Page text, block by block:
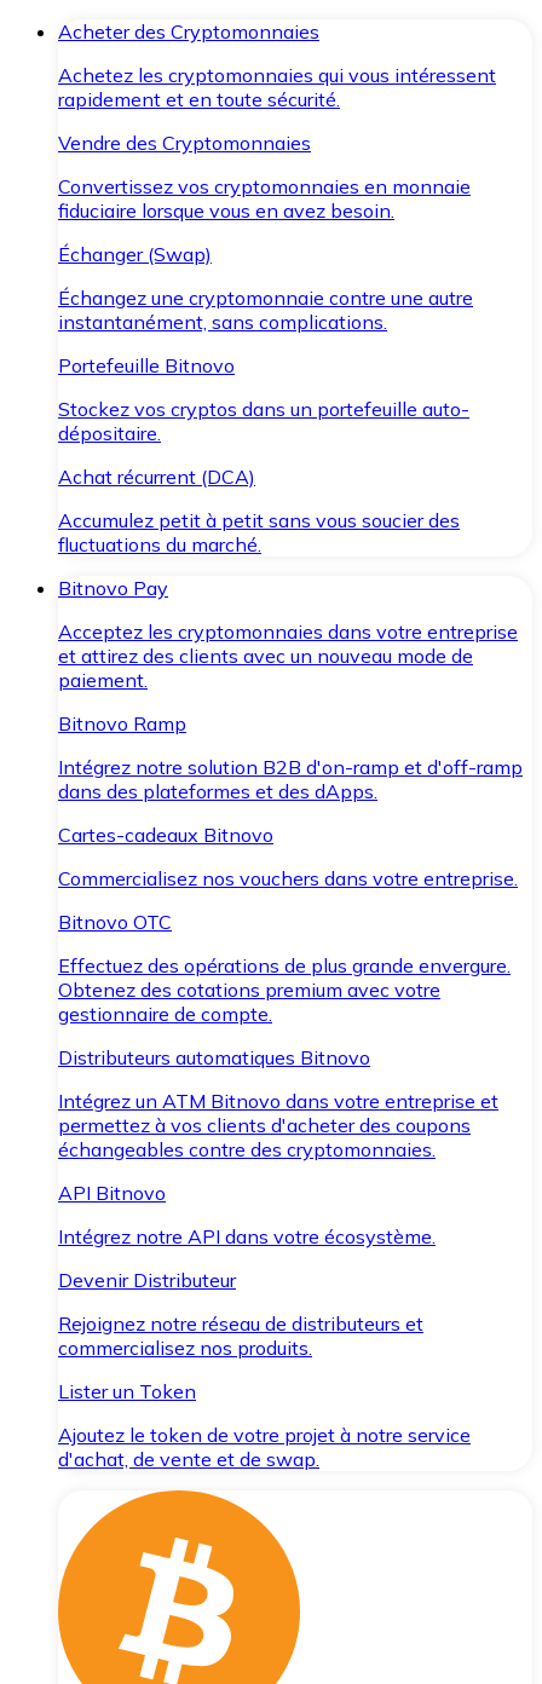
Acheter des Cryptomonnaies
Achetez les cryptomonnaies qui vous intéressent
rapidement et en toute sécurité.
Vendre des Cryptomonnaies
Convertissez vos cryptomonnaies en monnaie
fiduciaire lorsque vous en avez besoin.
Échanger (Swap)
Échangez une cryptomonnaie contre une autre
instantanément, sans complications.
Portefeuille Bitnovo
Stockez vos cryptos dans un portefeuille auto-
dépositaire.
Achat récurrent (DCA)
Accumulez petit à petit sans vous soucier des
fluctuations du marché.
Bitnovo Pay
Acceptez les cryptomonnaies dans votre entreprise
et attirez des clients avec un nouveau mode de
paiement.
Bitnovo Ramp
Intégrez notre solution B2B d'on-ramp et d'off-ramp
dans des plateformes et des dApps.
Cartes-cadeaux Bitnovo
Commercialisez nos vouchers dans votre entreprise.
Bitnovo OTC
Effectuez des opérations de plus grande envergure.
Obtenez des cotations premium avec votre
gestionnaire de compte.
Distributeurs automatiques Bitnovo
Intégrez un ATM Bitnovo dans votre entreprise et
permettez à vos clients d'acheter des coupons
échangeables contre des cryptomonnaies.
API Bitnovo
Intégrez notre API dans votre écosystème.
Devenir Distributeur
Rejoignez notre réseau de distributeurs et
commercialisez nos produits.
Lister un Token
Ajoutez le token de votre projet à notre service
d'achat, de vente et de swap.